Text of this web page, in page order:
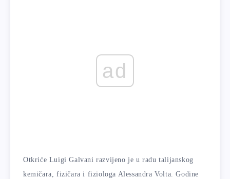
ad
Otkriće Luigi Galvani razvijeno je u radu talijanskog
kemičara, fizičara i fiziologa Alessandra Volta. Godine